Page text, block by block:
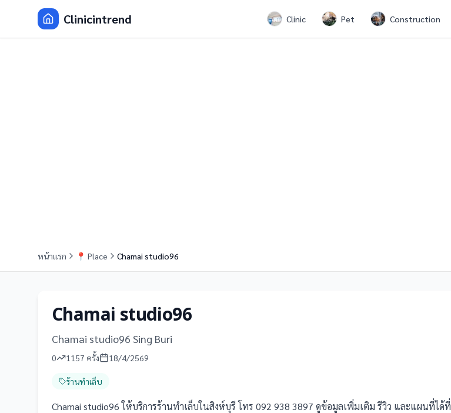
Clinicintrend Clinic Pet Construction
หน้าแรก 📍 Place Chamai studio96
Chamai studio96
Chamai studio96 Sing Buri
0 1157 ครั้ง 18/4/2569
ร้านทำเล็บ
Chamai studio96 ให้บริการร้านทำเล็บในสิงห์บุรี โทร 092 938 3897 ดูข้อมูลเพิ่มเติม รีวิว และแผนที่ได้ที่